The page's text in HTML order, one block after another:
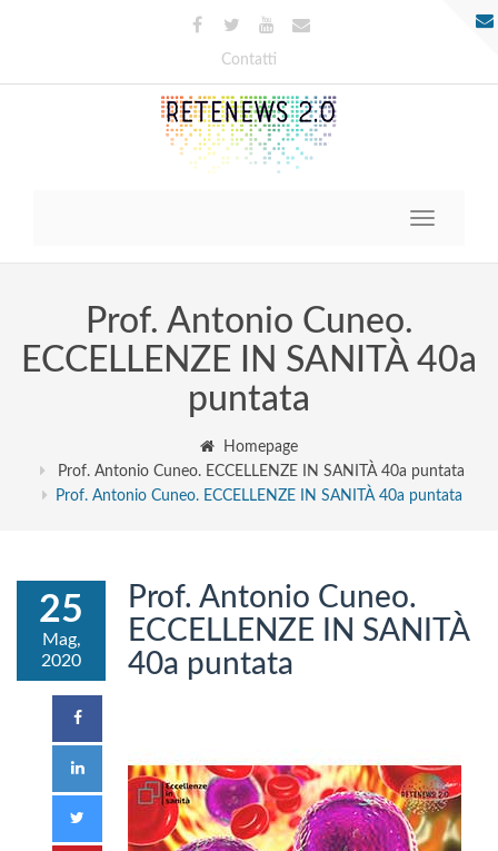
Contatti
Toggle
Prof. Antonio Cuneo.
ECCELLENZE IN SANITÀ 40a
puntata
Homepage
Prof. Antonio Cuneo. ECCELLENZE IN SANITÀ 40a puntata
Prof. Antonio Cuneo. ECCELLENZE IN SANITÀ 40a puntata
25
Mag,
2020
Prof. Antonio Cuneo.
ECCELLENZE IN SANITÀ
40a puntata